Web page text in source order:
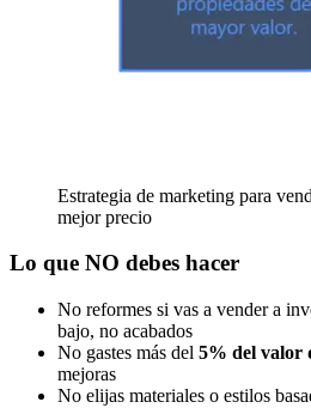
Estrategia de marketing para
mejor precio
Lo que NO debes hacer
No reformes si vas a vender a
bajo, no acabados
No gastes más del 5% del valor
mejoras
No elijas materiales o estilos